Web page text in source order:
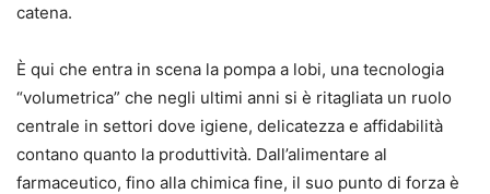
catena.
È qui che entra in scena la pompa a lobi, una tecnologia
“volumetrica” che negli ultimi anni si è ritagliata un ruolo
centrale in settori dove igiene, delicatezza e affidabilità
contano quanto la produttività. Dall’alimentare al
farmaceutico, fino alla chimica fine, il suo punto di forza è